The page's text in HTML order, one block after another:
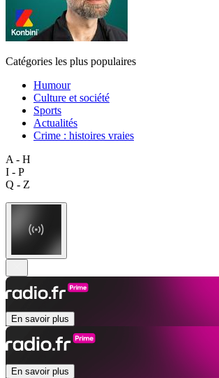
Catégories les plus populaires
Humour
Culture et société
Sports
Actualités
Crime : histoires vraies
A - H
I - P
Q - Z
En savoir plus
En savoir plus